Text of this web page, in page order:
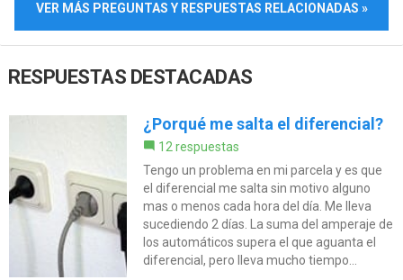
VER MÁS PREGUNTAS Y RESPUESTAS RELACIONADAS »
RESPUESTAS DESTACADAS
¿Porqué me salta el diferencial?
12 respuestas
Tengo un problema en mi parcela y es que
el diferencial me salta sin motivo alguno
mas o menos cada hora del día. Me lleva
sucediendo 2 días. La suma del amperaje de
los automáticos supera el que aguanta el
diferencial, pero lleva mucho tiempo...